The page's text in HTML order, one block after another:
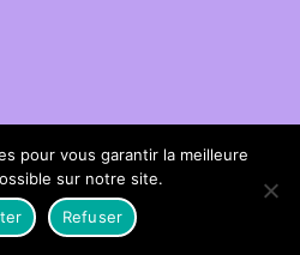
pour vous garantir la meilleure
sur notre site.
Refuser